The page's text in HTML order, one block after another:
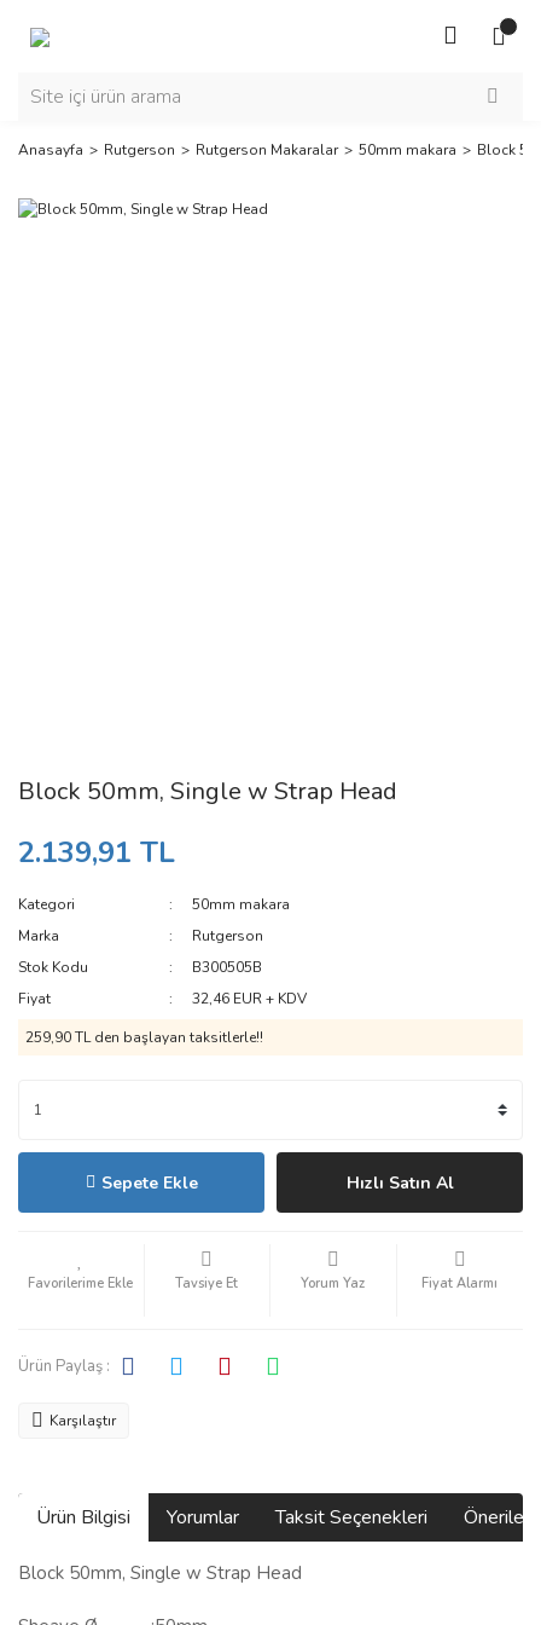
Anasayfa Rutgerson Rutgerson Makaralar 50mm makara Block
Block 50mm, Single w Strap Head
2.139,91 TL
Kategori
50mm makara
Marka
Rutgerson
Stok Kodu
B300505B
Fiyat
32,46 EUR + KDV
259,90 TL den başlayan taksitlerle!!
Sepete Ekle Hızlı Satın Al
Tavsiye Et Yorum Yaz Fiyat Alarmı
Ürün Paylaş :
Karşılaştır
Ürün Bilgisi Yorumlar Taksit Seçenekleri
Block 50mm, Single w Strap Head